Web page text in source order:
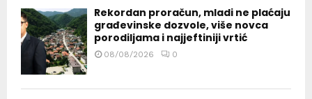
Rekordan proračun, mladi ne plaćaju
građevinske dozvole, više novca
porodiljama i najjeftiniji vrtić
08/08/2026 0